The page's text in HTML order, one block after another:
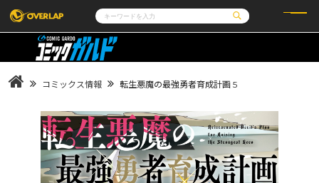
コミック
LiQulle
ライトノベル
ノベルス
ノベルスf
ポケットモンスター
アニメ
ゲーム
オーバーラップ広報室
企業
会社概要
採用情報
アクセス
オーバーラップホールディングス
お問い合わせはこちら
オーバーラップ文庫
コミックス情報 転生悪魔の最強勇者育成計画 5